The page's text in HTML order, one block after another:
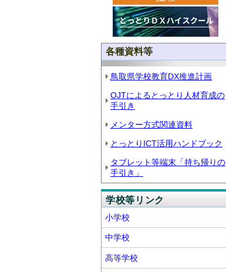
各種資料等
鳥取県学校教育DX推進計画
OJTによるとっとり人材育成の
手引き
メンター方式関連資料
とっとりICT活用ハンドブック
タブレット等端末「持ち帰りの
手引き」
学校等リンク
小学校
中学校
高等学校